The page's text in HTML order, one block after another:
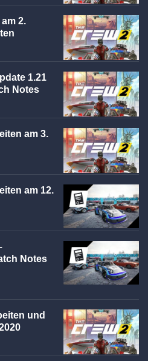
2.
1.21
Notes
am 3.
am 12.
Notes
und